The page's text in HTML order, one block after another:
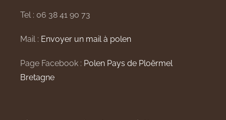
Tel : 06 38 41 90 73
Mail : Envoyer un mail à polen
Page Facebook : Polen Pays de Ploërmel
Bretagne